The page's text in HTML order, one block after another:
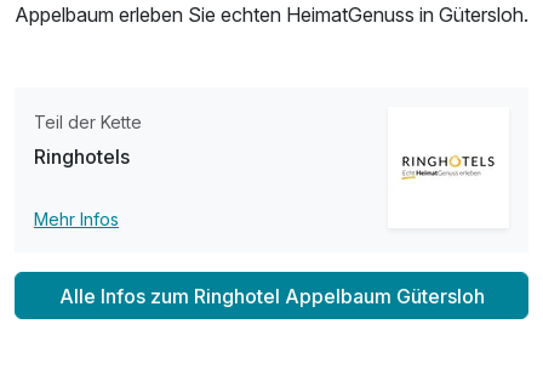
Appelbaum erleben Sie echten HeimatGenuss in Gütersloh.
Teil der Kette
Ringhotels
Mehr Infos
Alle Infos zum Ringhotel Appelbaum Gütersloh